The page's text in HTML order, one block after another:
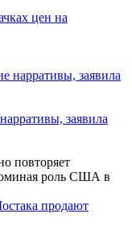
цен на
заявила
повторяет
роль США в